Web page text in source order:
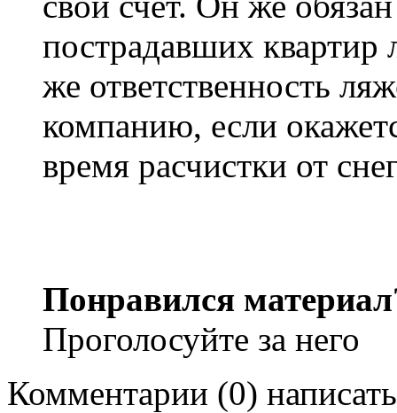
пострадавших квартир
же ответственность
компанию, если
время расчистки от
Понравился
Проголосуйте за него
Комментарии (0) написать